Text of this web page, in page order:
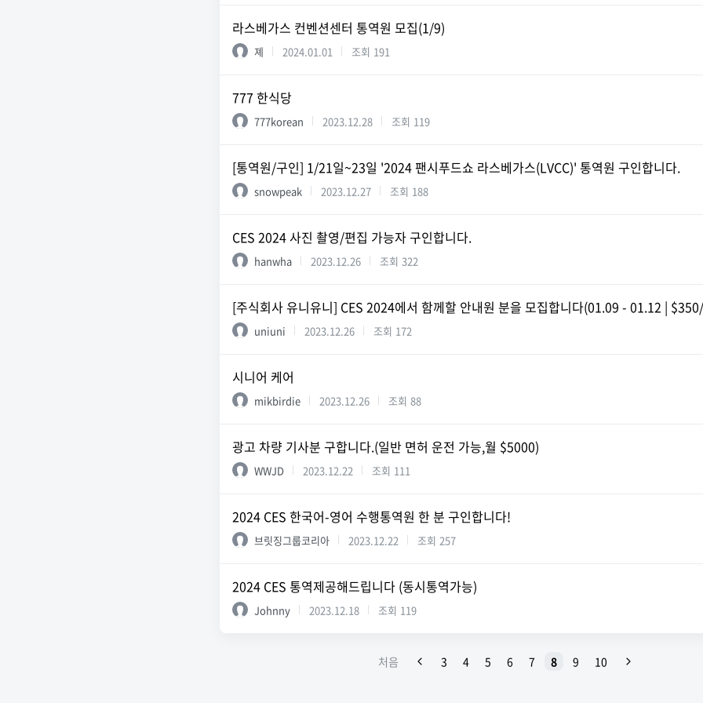
라스베가스 컨벤션센터 통역원 모집(1/9)
졔 2024.01.01 조회 191
777 한식당
777korean 2023.12.28 조회 119
[통역원/구인] 1/21일~23일 '2024 팬시푸드쇼 라스베가스(LVCC)' 통역원 구인합니다.
snowpeak 2023.12.27 조회 188
CES 2024 사진 촬영/편집 가능자 구인합니다.
hanwha 2023.12.26 조회 322
[주식회사 유니유니] CES 2024에서 함께할 안내원 분을 모집합니다(01.09 - 01.12 |
uniuni 2023.12.26 조회 172
시니어 케어
mikbirdie 2023.12.26 조회 88
광고 차량 기사분 구합니다.(일반 면허 운전 가능,월 $5000)
WWJD 2023.12.22 조회 111
2024 CES 한국어-영어 수행통역원 한 분 구인합니다!
브릿징그룹코리아 2023.12.22 조회 257
2024 CES 통역제공해드립니다 (동시통역가능)
Johnny 2023.12.18 조회 119
처음 3 4 5 6 7 8 9 10